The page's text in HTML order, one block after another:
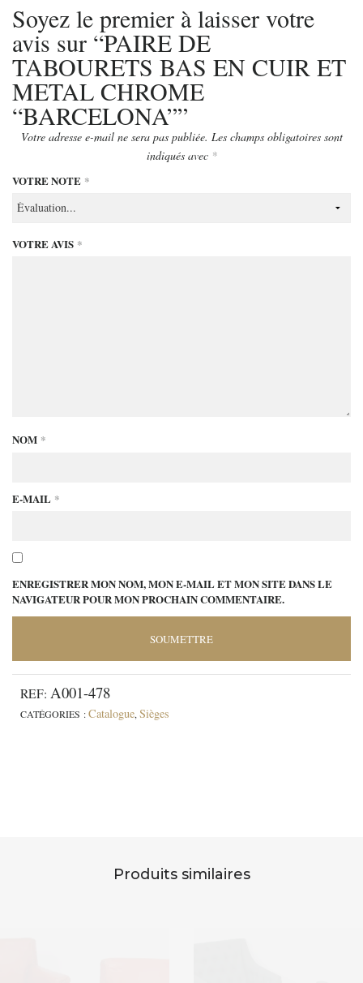
Soyez le premier à laisser votre
avis sur “PAIRE DE
TABOURETS BAS EN CUIR ET
METAL CHROME
“BARCELONA””
Votre adresse e-mail ne sera pas publiée. Les champs obligatoires sont
indiqués avec *
VOTRE NOTE *
VOTRE AVIS *
NOM *
E-MAIL *
ENREGISTRER MON NOM, MON E-MAIL ET MON SITE DANS LE
NAVIGATEUR POUR MON PROCHAIN COMMENTAIRE.
REF: A001-478
CATÉGORIES :Catalogue, Sièges
Produits similaires